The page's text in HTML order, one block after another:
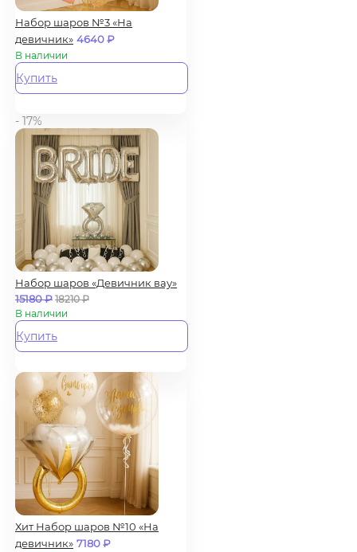
Набор шаров №3 «На
девичник» 4640₽
В наличии
Купить
- 17%
Набор шаров «Девичник вау»
15180₽ 18210₽
В наличии
Купить
Хит Набор шаров №10 «На
девичник» 7180₽